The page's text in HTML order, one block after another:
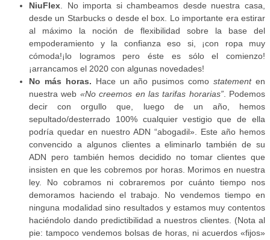
NiuFlex. No importa si chambeamos desde nuestra casa,
desde un Starbucks o desde el box. Lo importante era estirar
al máximo la noción de flexibilidad sobre la base del
empoderamiento y la confianza eso si, ¡con ropa muy
cómoda!¡lo logramos pero éste es sólo el comienzo!
¡arrancamos el 2020 con algunas novedades!
No más horas. Hace un año pusimos comostatementen
nuestra web «No creemos en las tarifas horarias”. Podemos
decir con orgullo que, luego de un año, hemos
sepultado/desterrado 100% cualquier vestigio que de ella
podría quedar en nuestro ADN “abogadil». Este año hemos
convencido a algunos clientes a eliminarlo también de su
ADN pero también hemos decidido no tomar clientes que
insisten en que les cobremos por horas. Morimos en nuestra
ley. No cobramos ni cobraremos por cuánto tiempo nos
demoramos haciendo el trabajo. No vendemos tiempo en
ninguna modalidad sino resultados y estamos muy contentos
haciéndolo dando predictibilidad a nuestros clientes. (Nota al
pie: tampoco vendemos bolsas de horas, ni acuerdos «fijos»